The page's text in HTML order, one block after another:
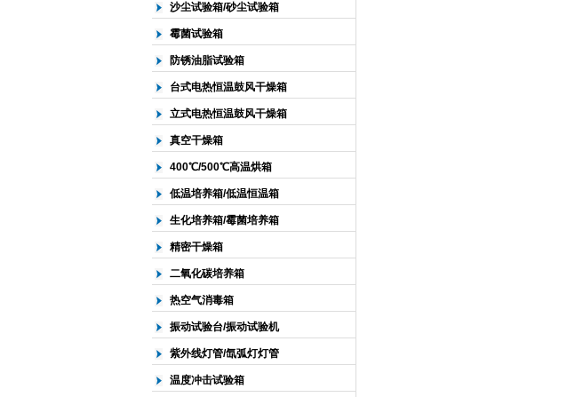
沙尘试验箱/砂尘试验箱
霉菌试验箱
防锈油脂试验箱
台式电热恒温鼓风干燥箱
立式电热恒温鼓风干燥箱
真空干燥箱
400℃/500℃高温烘箱
低温培养箱/低温恒温箱
生化培养箱/霉菌培养箱
精密干燥箱
二氧化碳培养箱
热空气消毒箱
振动试验台/振动试验机
紫外线灯管/氙弧灯灯管
温度冲击试验箱